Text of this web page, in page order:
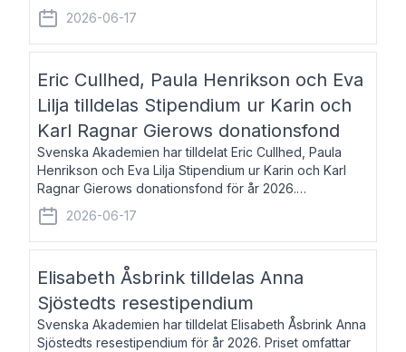
Stenroth och Svante Strandberg. Daniel Boyacioglu,
född 1981, är poet och scenartist. Josef
2026-06-17
Eric Cullhed, Paula Henrikson och Eva
Lilja tilldelas Stipendium ur Karin och
Karl Ragnar Gierows donationsfond
Svenska Akademien har tilldelat Eric Cullhed, Paula
Henrikson och Eva Lilja Stipendium ur Karin och Karl
Ragnar Gierows donationsfond för år 2026.
Stipendiebeloppet är på 70 000 kronor vardera. Eric
Cullhed, född 1985, är professor i grekis
2026-06-17
Elisabeth Åsbrink tilldelas Anna
Sjöstedts resestipendium
Svenska Akademien har tilldelat Elisabeth Åsbrink Anna
Sjöstedts resestipendium för år 2026. Priset omfattar